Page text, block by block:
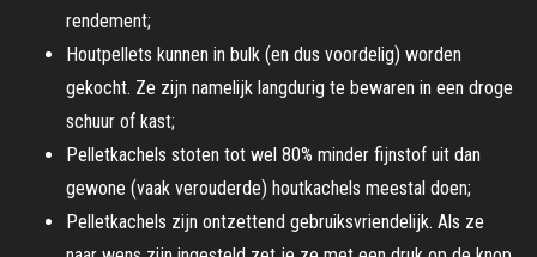
rendement;
Houtpellets kunnen in bulk (en dus voordelig) worden
gekocht. Ze zijn namelijk langdurig te bewaren in een droge
schuur of kast;
Pelletkachels stoten tot wel 80% minder fijnstof uit dan
gewone (vaak verouderde) houtkachels meestal doen;
Pelletkachels zijn ontzettend gebruiksvriendelijk. Als ze